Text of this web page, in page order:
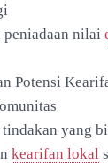
peniadaan nilai
Potensi
tindakan yang
kearifan lokal